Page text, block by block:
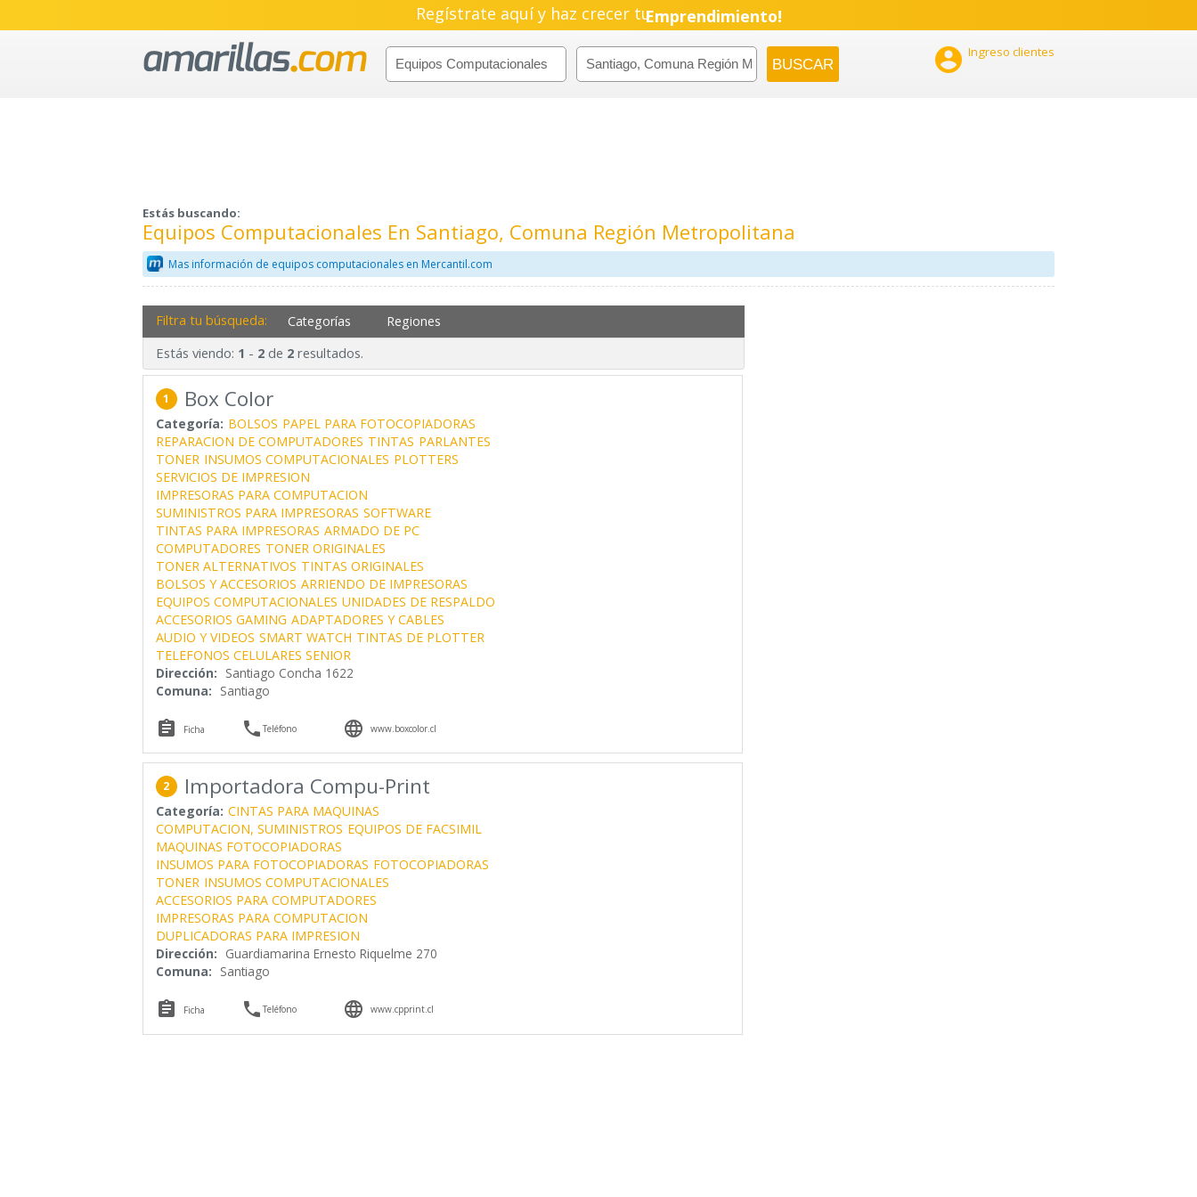
Regístrate aquí y haz crecer tuEmprendimiento!
 Ingreso clientes
Estás buscando:
Equipos Computacionales En Santiago, Comuna Región Metropolitana
Mas información de equipos computacionales en Mercantil.com
Filtra tu búsqueda: Categorías Regiones
Estás viendo: 1 - 2de 2resultados.
1 Box Color
Categoría: BOLSOS PAPEL PARA FOTOCOPIADORAS
REPARACION DE COMPUTADORES TINTAS PARLANTES
TONER INSUMOS COMPUTACIONALES PLOTTERS
SERVICIOS DE IMPRESION
IMPRESORAS PARA COMPUTACION
SUMINISTROS PARA IMPRESORAS SOFTWARE
TINTAS PARA IMPRESORAS ARMADO DE PC
COMPUTADORES TONER ORIGINALES
TONER ALTERNATIVOS TINTAS ORIGINALES
BOLSOS Y ACCESORIOS ARRIENDO DE IMPRESORAS
EQUIPOS COMPUTACIONALES UNIDADES DE RESPALDO
ACCESORIOS GAMING ADAPTADORES Y CABLES
AUDIO Y VIDEOS SMART WATCH TINTAS DE PLOTTER
TELEFONOS CELULARES SENIOR
Dirección: Santiago Concha 1622
Comuna: Santiago
 Ficha Teléfono  www.boxcolor.cl
2 Importadora Compu-Print
Categoría: CINTAS PARA MAQUINAS
COMPUTACION, SUMINISTROS EQUIPOS DE FACSIMIL
MAQUINAS FOTOCOPIADORAS
INSUMOS PARA FOTOCOPIADORAS FOTOCOPIADORAS
TONER INSUMOS COMPUTACIONALES
ACCESORIOS PARA COMPUTADORES
IMPRESORAS PARA COMPUTACION
DUPLICADORAS PARA IMPRESION
Dirección: Guardiamarina Ernesto Riquelme 270
Comuna: Santiago
 Ficha Teléfono  www.cpprint.cl